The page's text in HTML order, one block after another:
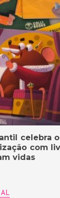
celebra
com
vidas